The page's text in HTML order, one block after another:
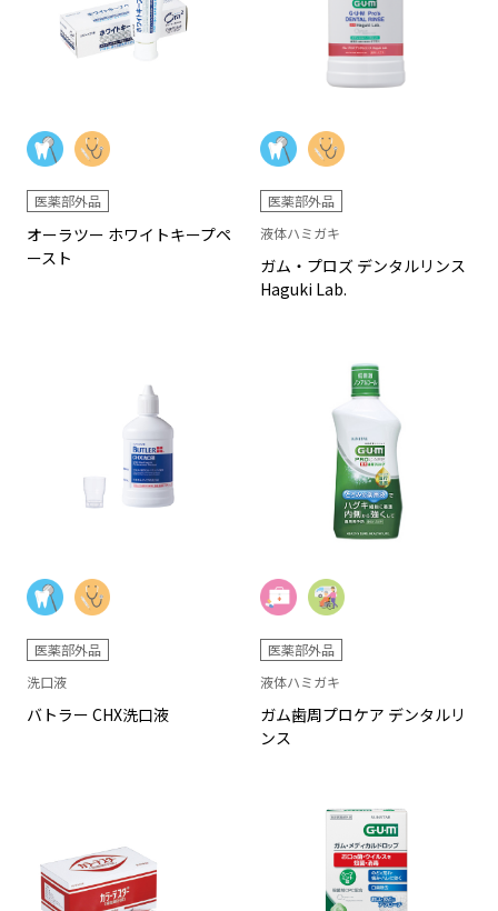
医薬部外品
オーラツー ホワイトキープペ
ースト
医薬部外品
液体ハミガキ
ガム・プロズ デンタルリンス
Haguki Lab.
医薬部外品
洗口液
バトラー CHX洗口液
医薬部外品
液体ハミガキ
ガム歯周プロケア デンタルリ
ンス